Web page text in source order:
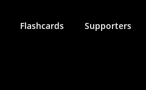
Flashcards Supporters